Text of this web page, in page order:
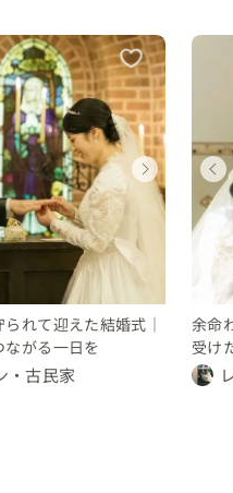
ィング
200 万円
れて迎えた結婚式｜
がる一日を
・古民家
ディング
都
談
余命
受け
ェディングフォト
東京都
〜 14 万円